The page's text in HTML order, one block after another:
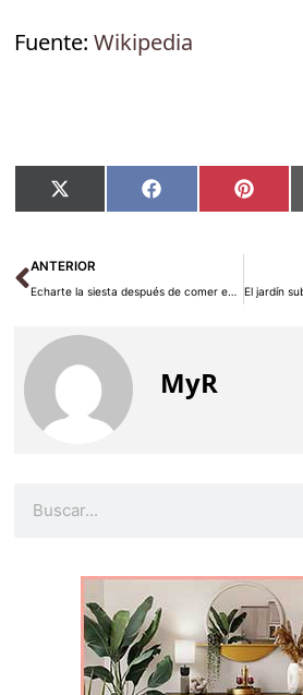
Fuente:Wikipedia
Compartir
en
X
(Twitter)
Compartir
en
Facebook
en
Ant
ANTERIOR
Echarte la siesta después de comer en un restaurante… en París
MyR